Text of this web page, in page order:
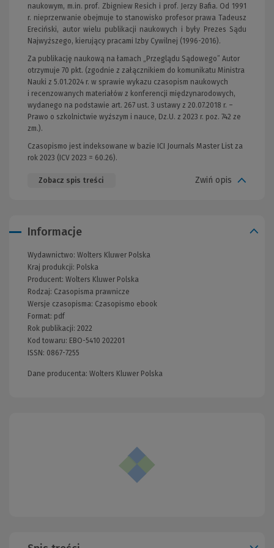
naukowym, m.in. prof. Zbigniew Resich i prof. Jerzy Bafia. Od 1991
r. nieprzerwanie obejmuje to stanowisko profesor prawa Tadeusz
Ereciński, autor wielu publikacji naukowych i były Prezes Sądu
Najwyższego, kierujący pracami Izby Cywilnej (1996-2016).
Za publikację naukową na łamach „Przeglądu Sądowego” Autor
otrzymuje 70 pkt. (zgodnie z załącznikiem do komunikatu Ministra
Nauki z 5.01.2024 r. w sprawie wykazu czasopism naukowych
i recenzowanych materiałów z konferencji międzynarodowych,
wydanego na podstawie art. 267 ust. 3 ustawy z 20.07.2018 r. –
Prawo o szkolnictwie wyższym i nauce, Dz.U. z 2023 r. poz. 742 ze
zm.).
Czasopismo jest indeksowane w bazie ICI Journals Master List za
rok 2023 (ICV 2023 = 60.26).
Zobacz spis treści Zwiń opis
Informacje
Wydawnictwo: Wolters Kluwer Polska
Kraj produkcji: Polska
Producent: Wolters Kluwer Polska
Rodzaj: Czasopisma prawnicze
Wersje czasopisma: Czasopismo ebook
Format: pdf
Rok publikacji: 2022
Kod towaru: EBO-5410 202201
ISSN: 0867-7255
Dane producenta: Wolters Kluwer Polska